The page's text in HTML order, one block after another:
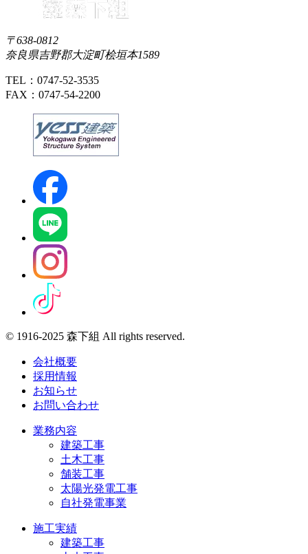
〒638-0812
奈良県吉野郡大淀町桧垣本1589
TEL：0747-52-3535
FAX：0747-54-2200
© 1916-2025 森下組 All rights reserved.
会社概要
採用情報
お知らせ
お問い合わせ
業務内容
建築工事
土木工事
舗装工事
太陽光発電工事
自社発電事業
施工実績
建築工事